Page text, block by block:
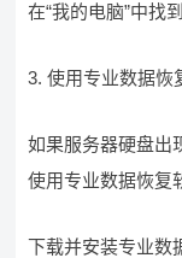
在“我的电脑”中找
3. 使用专业数据恢
如果服务器硬盘出
使用专业数据恢复
下载并安装专业数